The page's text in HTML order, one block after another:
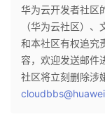
华为云开发者社区
（华为云社区）
和本社区有权追究
容，欢迎发送邮件
社区将立刻删除涉